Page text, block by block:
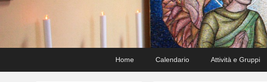
Home Calendario Attività e Gruppi